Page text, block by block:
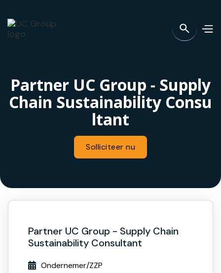
Partner UC Group - Supply
Chain Sustainability Consu
ltant
Solliciteer nu
Partner UC Group - Supply Chain
Sustainability Consultant
 Ondernemer/ZZP